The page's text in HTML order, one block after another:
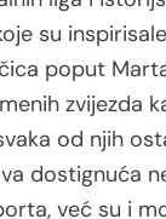
su
poput
zvijezda
od njih
dostignuća
već su i